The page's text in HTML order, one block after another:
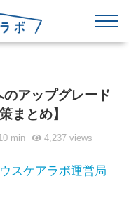
アップグレード
まとめ】
min 4,237 views
スケアラボ運営局